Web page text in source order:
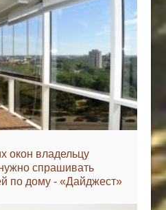
окон владельцу
спрашивать
по дому - «Дайджест»